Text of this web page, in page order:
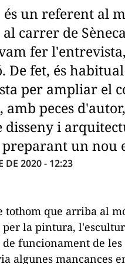
un referent al
carrer de
fer
De fet, és
per ampliar el
peces
disseny i
un nou
DE 2020 - 12:23
tothom que arriba al
per la pintura,
funcionament de les
algunes mancances